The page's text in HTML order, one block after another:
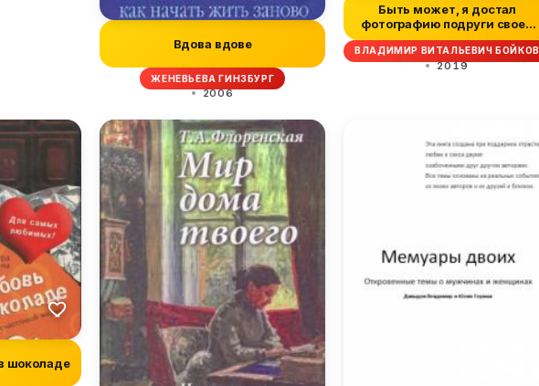
Вдова вдове
ЖЕНЕВЬЕВА ГИНЗБУРГ
2006
Быть может, я достал
фотографию подруги своей
мамк...
ВЛАДИМИР ВИТАЛЬЕВИЧ БОЙКОВ
2019
шоколаде